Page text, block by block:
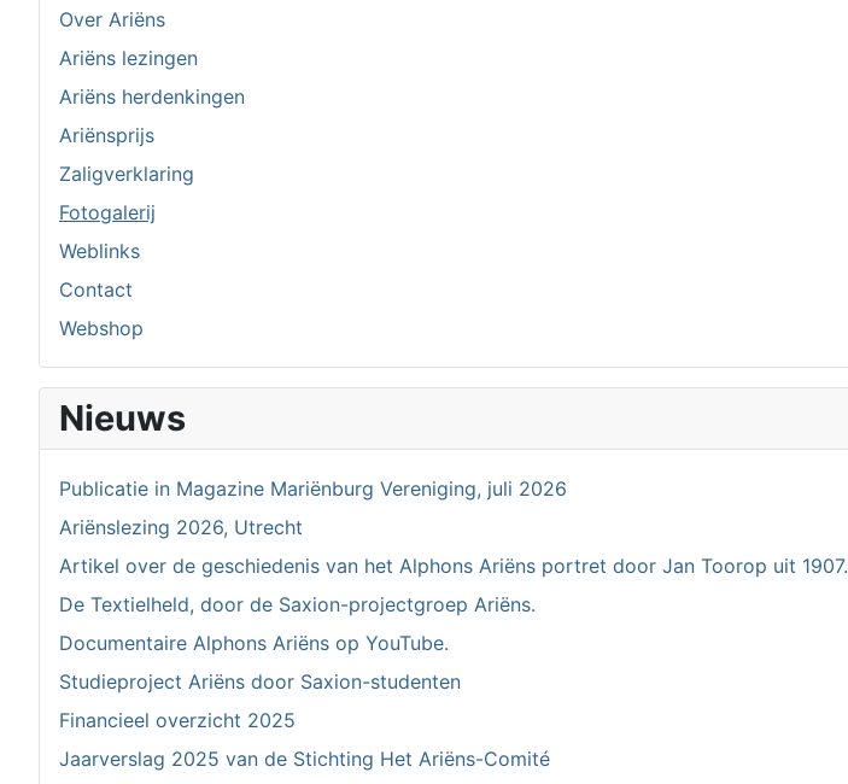
Over Ariëns
Ariëns lezingen
Ariëns herdenkingen
Ariënsprijs
Zaligverklaring
Fotogalerij
Weblinks
Contact
Webshop
Nieuws
Publicatie in Magazine Mariënburg Vereniging, juli 2026
Ariënslezing 2026, Utrecht
Artikel over de geschiedenis van het Alphons Ariëns portret door Jan Toorop uit 1907.
De Textielheld, door de Saxion-projectgroep Ariëns.
Documentaire Alphons Ariëns op YouTube.
Studieproject Ariëns door Saxion-studenten
Financieel overzicht 2025
Jaarverslag 2025 van de Stichting Het Ariëns-Comité